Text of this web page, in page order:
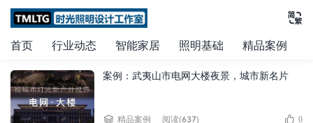

首页 行业动态 智能家居 照明基础 精品案例
案例：武夷山市电网大楼夜景，城市新名片
 精品案例 阅读(637)  0